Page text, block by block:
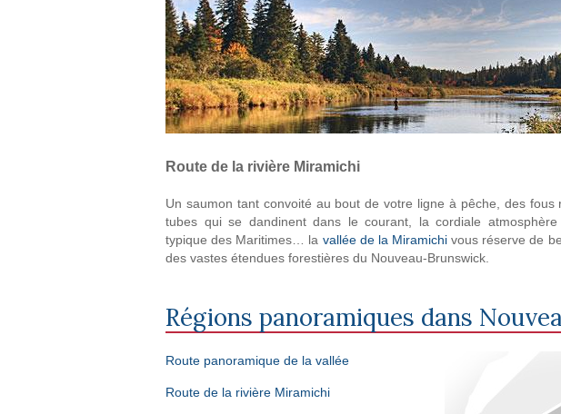
Route de la rivière Miramichi
Un saumon tant convoité au bout de votre ligne à pêche, des fous
tubes qui se dandinent dans le courant, la cordiale atmosphère
typique des Maritimes… la vallée de la Miramichi vous réserve de
des vastes étendues forestières du Nouveau-Brunswick.
Régions panoramiques dans
Route panoramique de la vallée
Route de la rivière Miramichi